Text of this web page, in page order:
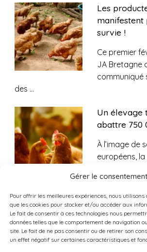
Gérer le consentement
Pour offrir les meilleures expériences, nous utilisons
que les cookies pour stocker et/ou accéder aux
Le fait de consentir à ces technologies nous
données telles que le comportement de navigation
site. Le fait de ne pas consentir ou de retirer son
un effet négatif sur certaines caractéristiques et
Les
survie !
Ce premier
JA Bretagne
communiqué
des ...
Un élevage
abattre 750
À l’image de
européens,
salmonelle :
d’œuf